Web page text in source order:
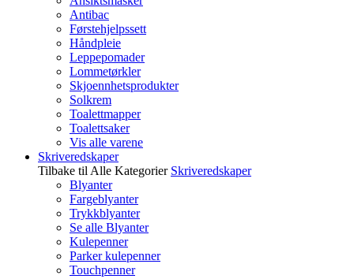
Antibac
Førstehjelpssett
Håndpleie
Leppepomader
Lommetørkler
Skjoennhetsprodukter
Solkrem
Toalettmapper
Toalettsaker
Vis alle varene
Skriveredskaper
Tilbake til Alle Kategorier Skriveredskaper
Blyanter
Fargeblyanter
Trykkblyanter
Se alle Blyanter
Kulepenner
Parker kulepenner
Touchpenner